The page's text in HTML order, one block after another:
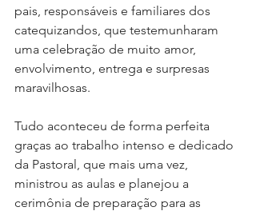
pais, responsáveis e familiares dos
catequizandos, que testemunharam
uma celebração de muito amor,
envolvimento, entrega e surpresas
maravilhosas.
Tudo aconteceu de forma perfeita
graças ao trabalho intenso e dedicado
da Pastoral, que mais uma vez,
ministrou as aulas e planejou a
cerimônia de preparação para as